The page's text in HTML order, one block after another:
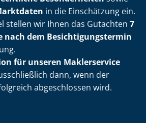
in die Einschätzung ein.
stellen wir Ihnen das Gutachten 7
nach dem Be­sich­ti­gungs­ter­min
für unseren Maklerservice
dann, wenn der
abgeschlossen wird.